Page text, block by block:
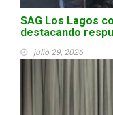
SAG Los Lagos
destacando
julio 29, 2026